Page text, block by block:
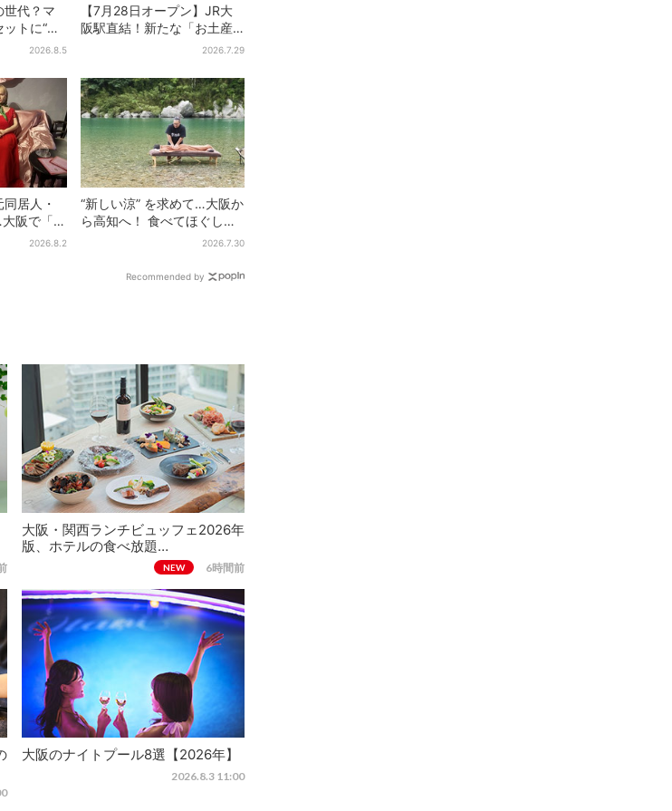
世代？マ
トに“ポ
歴代30匹
2026.8.5
【7月28日オープン】JR大
阪駅直結！新たな「お土産
ショップ」、銘菓バラ売り
2026.7.29
居人・
阪で「呪
セプト2026.8.2
“新しい涼” を求めて…大阪か
ら高知へ！ 食べてほぐして
「仁淀ブルー」でととのう
2026.7.30
Recommended by
大阪・関西ランチビュッフェ2026年
版、ホテルの食べ放題…
NEW 6時間前
大阪のナイトプール8選【2026年】
2026.8.3 11:00